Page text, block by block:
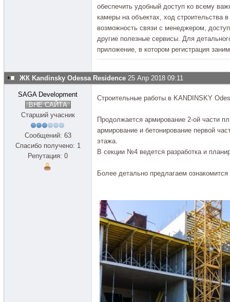
обеспечить удобный доступ ко всему
камеры на объектах, ход строительства
возможность связи с менеджером,
другие полезные сервисы. Для
приложение, в котором регистрация
ЖК Kandinsky Odessa Residence 25 Апр 2018 09:11
SAGA Development
ВНЕ САЙТА
Старший учасник
Сообщений: 63
Спасибо получено: 1
Репутация: 0
Строительные работы в KANDINSKY
Продолжается армирование 2-ой части
армирование и бетонирование первой
этажа.
В секции №4 ведется разработка и
Более детально предлагаем